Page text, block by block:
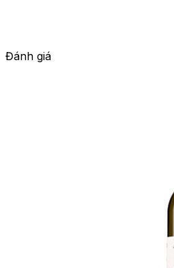
Đánh giá